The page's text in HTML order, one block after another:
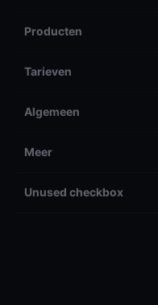
Producten
Tarieven
Algemeen
Meer
Unused checkbox